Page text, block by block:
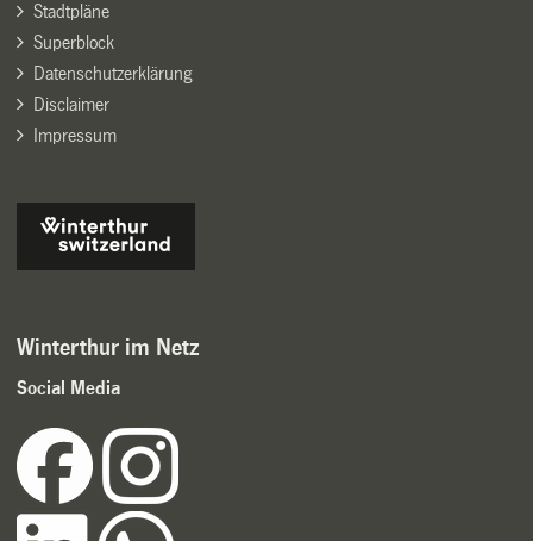
Stadtpläne
Superblock
Datenschutzerklärung
Disclaimer
Impressum
Winterthur im Netz
Social Media